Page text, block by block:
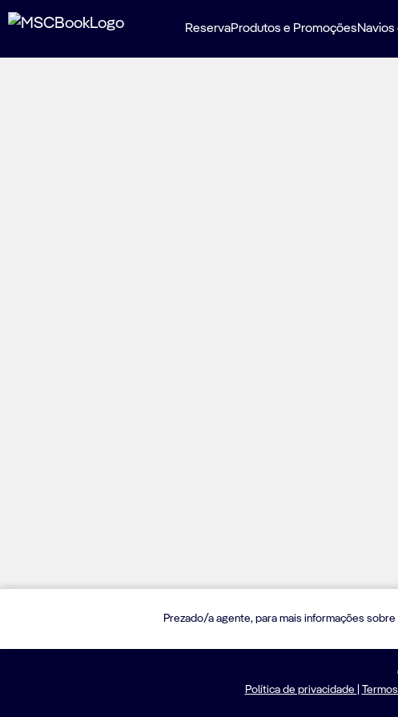
ReservaProdutos e Promoções
Política de privacidade
Prezado/a agente, para mais informações